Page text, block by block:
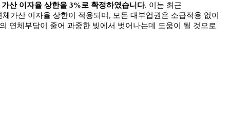
산 이자율 상한을 3%로 확정하였습니다. 이는 최근
가산 이자율 상한이 적용되며 , 모든 대부업권은 소급적용 없이
연체부담이 줄어 과중한 빚에서 벗어나는데 도움이 될 것으로